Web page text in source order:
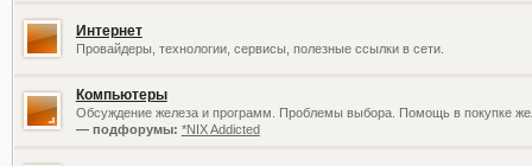
Интернет
Провайдеры, технологии, сервисы, полезные ссылки в сети.
Компьютеры
Обсуждение железа и программ. Проблемы выбора. Помощь в покупке
— подфорумы: *NIX Addicted